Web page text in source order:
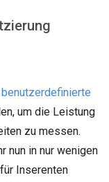
benutzerdefinierte
um die Leistung
zu messen.
nun in nur wenigen
Inserenten